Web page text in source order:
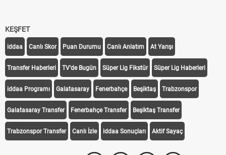
KEŞFET
iddaa Canlı Skor Puan Durumu Canlı Anlatım At Yarışı
Transfer Haberleri TV'de Bugün Süper Lig Fikstür Süper Lig Haberleri
iddaa Programı Galatasaray Fenerbahçe Beşiktaş Trabzonspor
Galatasaray Transfer Fenerbahçe Transfer Beşiktaş Transfer
Trabzonspor Transfer Canlı İzle iddaa Sonuçları Aktif Sayaç